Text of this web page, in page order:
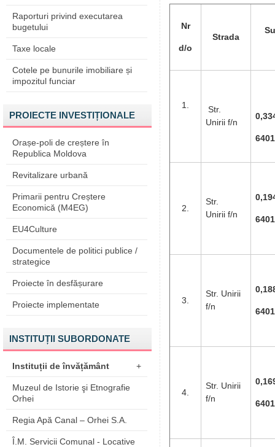
Raporturi privind executarea
bugetului
Taxe locale
Cotele pe bunurile imobiliare și
impozitul funciar
PROIECTE INVESTIȚIONALE
Orașe-poli de creștere în
Republica Moldova
Revitalizare urbană
Primarii pentru Creștere
Economică (M4EG)
EU4Culture
Documentele de politici publice /
strategice
Proiecte în desfășurare
Proiecte implementate
INSTITUȚII SUBORDONATE
Instituții de învățământ +
Muzeul de Istorie şi Etnografie
Orhei
Regia Apă Canal – Orhei S.A.
Î.M. Servicii Comunal - Locative
Nr
d/o
Strada
1.
Str.
Unirii f/n
2.
Str.
Unirii f/n
3.
Str. Unirii
f/n
4.
Str. Unirii
f/n